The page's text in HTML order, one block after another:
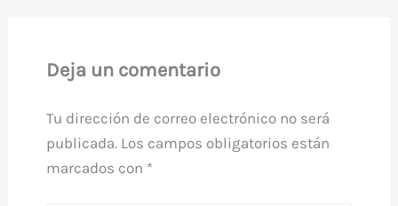
Deja un comentario
Tu dirección de correo electrónico no será
publicada. Los campos obligatorios están
marcados con *